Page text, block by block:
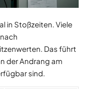
in Stoßzeiten. Viele
Das führt
der Andrang am
sind.